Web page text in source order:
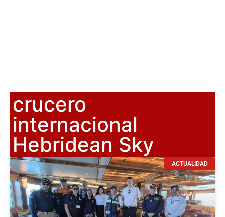
crucero
internacional
Hebridean Sky
ACTUALIDAD